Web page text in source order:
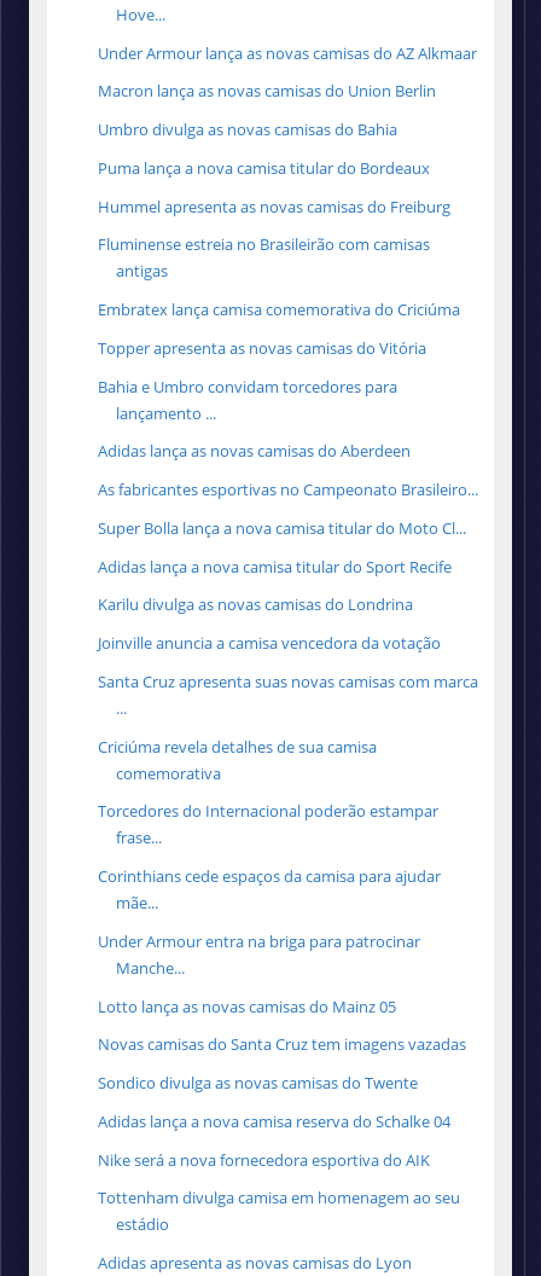
Hove...
Under Armour lança as novas camisas do AZ Alkmaar
Macron lança as novas camisas do Union Berlin
Umbro divulga as novas camisas do Bahia
Puma lança a nova camisa titular do Bordeaux
Hummel apresenta as novas camisas do Freiburg
Fluminense estreia no Brasileirão com camisas
antigas
Embratex lança camisa comemorativa do Criciúma
Topper apresenta as novas camisas do Vitória
Bahia e Umbro convidam torcedores para
lançamento ...
Adidas lança as novas camisas do Aberdeen
As fabricantes esportivas no Campeonato Brasileiro...
Super Bolla lança a nova camisa titular do Moto Cl...
Adidas lança a nova camisa titular do Sport Recife
Karilu divulga as novas camisas do Londrina
Joinville anuncia a camisa vencedora da votação
Santa Cruz apresenta suas novas camisas com marca
...
Criciúma revela detalhes de sua camisa
comemorativa
Torcedores do Internacional poderão estampar
frase...
Corinthians cede espaços da camisa para ajudar
mãe...
Under Armour entra na briga para patrocinar
Manche...
Lotto lança as novas camisas do Mainz 05
Novas camisas do Santa Cruz tem imagens vazadas
Sondico divulga as novas camisas do Twente
Adidas lança a nova camisa reserva do Schalke 04
Nike será a nova fornecedora esportiva do AIK
Tottenham divulga camisa em homenagem ao seu
estádio
Adidas apresenta as novas camisas do Lyon